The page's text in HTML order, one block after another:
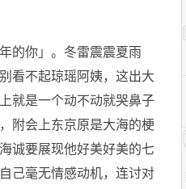
的你」。冬雷震震夏雨
看不起琼瑶阿姨，这出大
就是一个动不动就哭鼻子
附会上东京原是大海的梗
诚要展现他好美好美的七
己毫无情感动机，连讨对